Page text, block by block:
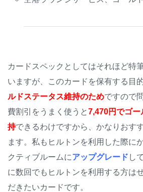
カードスペックとしてはそれほど特
いますが、このカードを保有する目
ルドステータス維持のためですので
費割引をうまく使うと7,470円でゴ
持できるわけですから、かなりおす
ます。私もヒルトンを利用した際に
クティブルームにアップグレード し
に数回でもヒルトンを利用する方は
だきたいカードです。